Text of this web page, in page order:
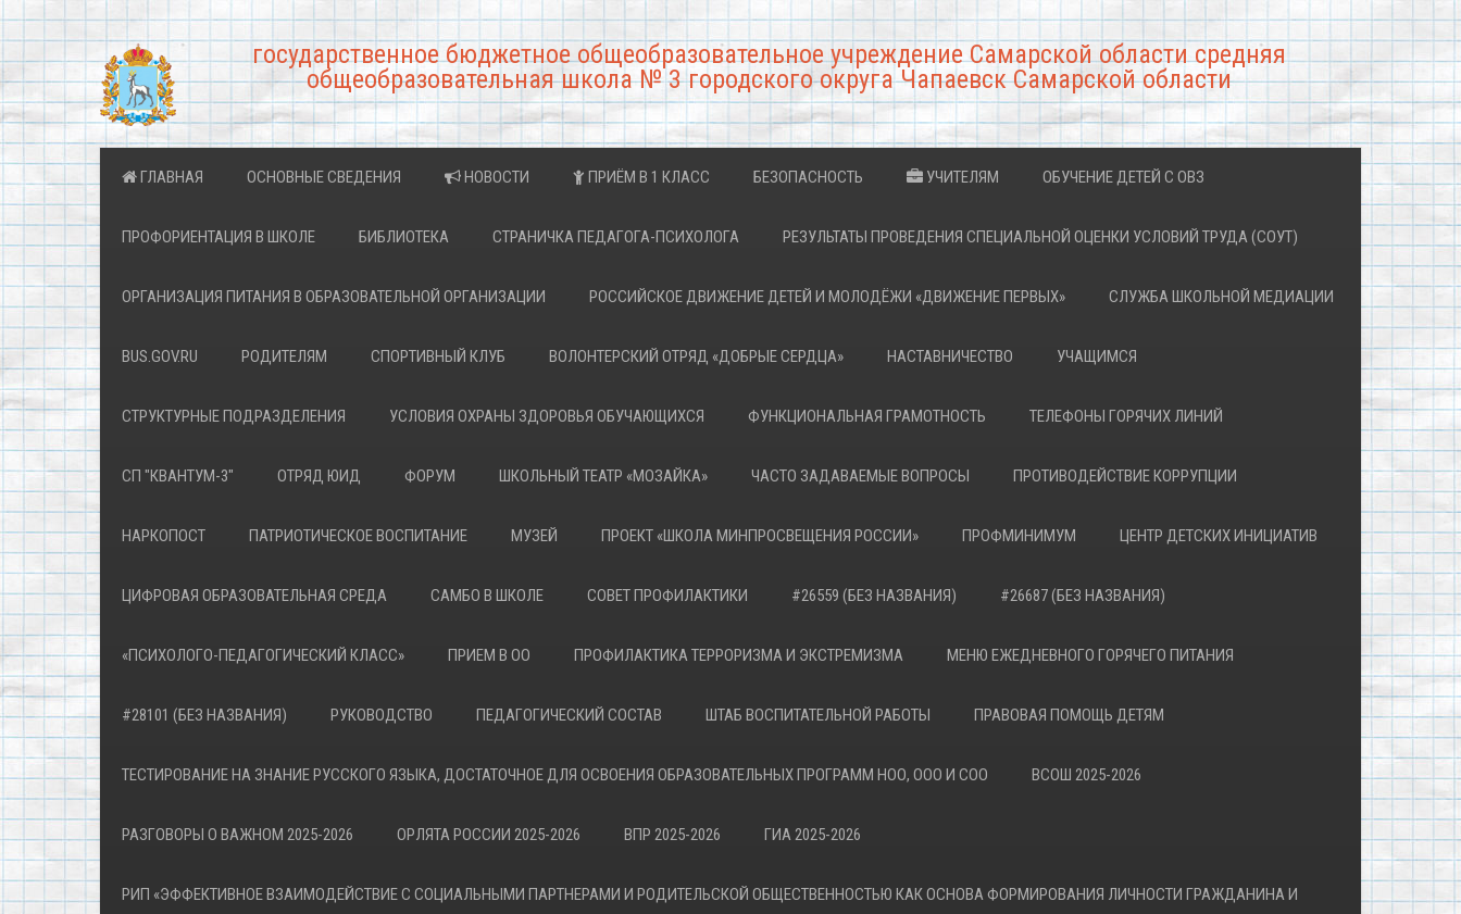
государственное бюджетное общеобразовательное учреждение Самарской области средняя
общеобразовательная школа № 3 городского округа Чапаевск Самарской области
ГЛАВНАЯ ОСНОВНЫЕ СВЕДЕНИЯ НОВОСТИ ПРИЁМ В 1 КЛАСС БЕЗОПАСНОСТЬ УЧИТЕЛЯМ ОБУЧЕНИЕ ДЕТЕЙ С ОВЗ
ПРОФОРИЕНТАЦИЯ В ШКОЛЕ БИБЛИОТЕКА СТРАНИЧКА ПЕДАГОГА-ПСИХОЛОГА РЕЗУЛЬТАТЫ ПРОВЕДЕНИЯ СПЕЦИАЛЬНОЙ ОЦЕНКИ УСЛОВИЙ ТРУДА (СОУТ)
ОРГАНИЗАЦИЯ ПИТАНИЯ В ОБРАЗОВАТЕЛЬНОЙ ОРГАНИЗАЦИИ РОССИЙСКОЕ ДВИЖЕНИЕ ДЕТЕЙ И МОЛОДЁЖИ «ДВИЖЕНИЕ ПЕРВЫХ» СЛУЖБА ШКОЛЬНОЙ МЕДИАЦИИ
BUS.GOV.RU РОДИТЕЛЯМ СПОРТИВНЫЙ КЛУБ ВОЛОНТЕРСКИЙ ОТРЯД «ДОБРЫЕ СЕРДЦА» НАСТАВНИЧЕСТВО УЧАЩИМСЯ
СТРУКТУРНЫЕ ПОДРАЗДЕЛЕНИЯ УСЛОВИЯ ОХРАНЫ ЗДОРОВЬЯ ОБУЧАЮЩИХСЯ ФУНКЦИОНАЛЬНАЯ ГРАМОТНОСТЬ ТЕЛЕФОНЫ ГОРЯЧИХ ЛИНИЙ
СП "КВАНТУМ-3" ОТРЯД ЮИД ФОРУМ ШКОЛЬНЫЙ ТЕАТР «МОЗАЙКА» ЧАСТО ЗАДАВАЕМЫЕ ВОПРОСЫ ПРОТИВОДЕЙСТВИЕ КОРРУПЦИИ
НАРКОПОСТ ПАТРИОТИЧЕСКОЕ ВОСПИТАНИЕ МУЗЕЙ ПРОЕКТ «ШКОЛА МИНПРОСВЕЩЕНИЯ РОССИИ» ПРОФМИНИМУМ ЦЕНТР ДЕТСКИХ ИНИЦИАТИВ
ЦИФРОВАЯ ОБРАЗОВАТЕЛЬНАЯ СРЕДА САМБО В ШКОЛЕ СОВЕТ ПРОФИЛАКТИКИ #26559 (БЕЗ НАЗВАНИЯ) #26687 (БЕЗ НАЗВАНИЯ)
«ПСИХОЛОГО-ПЕДАГОГИЧЕСКИЙ КЛАСС» ПРИЕМ В ОО ПРОФИЛАКТИКА ТЕРРОРИЗМА И ЭКСТРЕМИЗМА МЕНЮ ЕЖЕДНЕВНОГО ГОРЯЧЕГО ПИТАНИЯ
#28101 (БЕЗ НАЗВАНИЯ) РУКОВОДСТВО ПЕДАГОГИЧЕСКИЙ СОСТАВ ШТАБ ВОСПИТАТЕЛЬНОЙ РАБОТЫ ПРАВОВАЯ ПОМОЩЬ ДЕТЯМ
ТЕСТИРОВАНИЕ НА ЗНАНИЕ РУССКОГО ЯЗЫКА, ДОСТАТОЧНОЕ ДЛЯ ОСВОЕНИЯ ОБРАЗОВАТЕЛЬНЫХ ПРОГРАММ НОО, ООО И СОО ВСОШ 2025-2026
РАЗГОВОРЫ О ВАЖНОМ 2025-2026 ОРЛЯТА РОССИИ 2025-2026 ВПР 2025-2026 ГИА 2025-2026
РИП «ЭФФЕКТИВНОЕ ВЗАИМОДЕЙСТВИЕ С СОЦИАЛЬНЫМИ ПАРТНЕРАМИ И РОДИТЕЛЬСКОЙ ОБЩЕСТВЕННОСТЬЮ КАК ОСНОВА ФОРМИРОВАНИЯ ЛИЧНОСТИ ГРАЖДАНИНА И